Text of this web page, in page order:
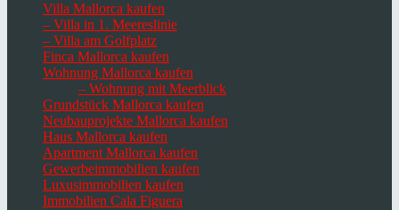
Villa Mallorca kaufen
– Villa in 1. Meereslinie
– Villa am Golfplatz
Finca Mallorca kaufen
Wohnung Mallorca kaufen
– Wohnung mit Meerblick
Grundstück Mallorca kaufen
Neubauprojekte Mallorca kaufen
Haus Mallorca kaufen
Apartment Mallorca kaufen
Gewerbeimmobilien kaufen
Luxusimmobilien kaufen
Immobilien Cala Figuera